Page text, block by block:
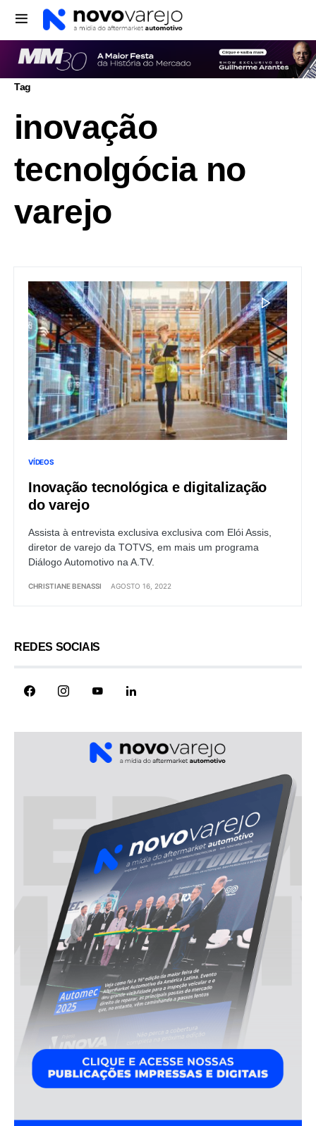
Tag
inovação
tecnolgócia no
varejo
VÍDEOS
Inovação tecnológica e digitalização
do varejo
Assista à entrevista exclusiva exclusiva com Elói Assis,
diretor de varejo da TOTVS, em mais um programa
Diálogo Automotivo na A.TV.
CHRISTIANE BENASSI AGOSTO 16, 2022
REDES SOCIAIS